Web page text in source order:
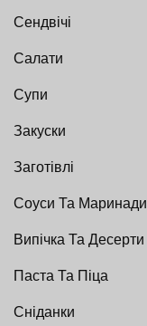
Сендвічі
Салати
Супи
Закуски
Заготівлі
Соуси Та Маринади
Випічка Та Десерти
Паста Та Піца
Сніданки